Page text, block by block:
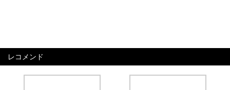
レコメンド